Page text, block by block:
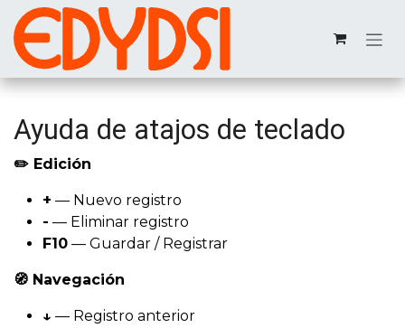
Ir al contenido
Ayuda de atajos de teclado
✏️ Edición
+ — Nuevo registro
- — Eliminar registro
F10 — Guardar / Registrar
🧭 Navegación
↓ — Registro anterior